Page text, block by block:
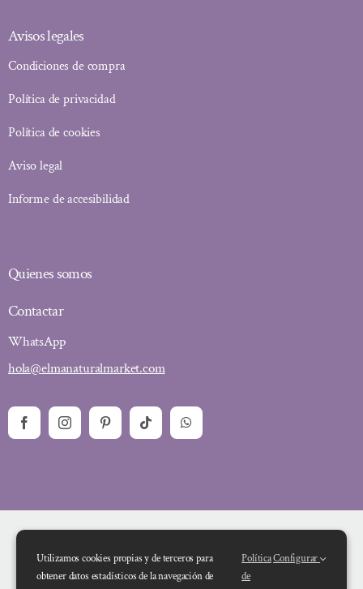
Avisos legales
Condiciones de compra
Política de privacidad
Política de cookies
Aviso legal
Informe de accesibilidad
Quienes somos
Contactar
WhatsApp
hola@elmanaturalmarket.com
Utilizamos cookies propias y de terceros para
obtener datos estadísticos de la navegación de
Política
de
Configurar